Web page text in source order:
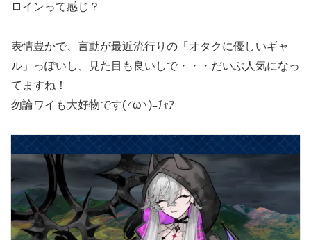
ロインって感じ？
表情豊かで、言動が最近流行りの「オタクに優しいギャ
ル」っぽいし、見た目も良いしで・・・だいぶ人気になっ
てますね！
勿論ワイも大好物です( ◜ω◝ )ﾆﾁｬｱ